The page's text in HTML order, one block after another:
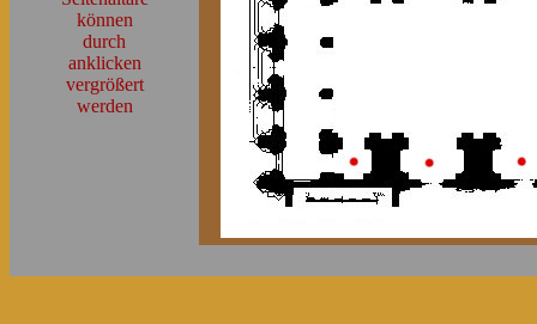
können
durch
anklicken
vergrößert
werden